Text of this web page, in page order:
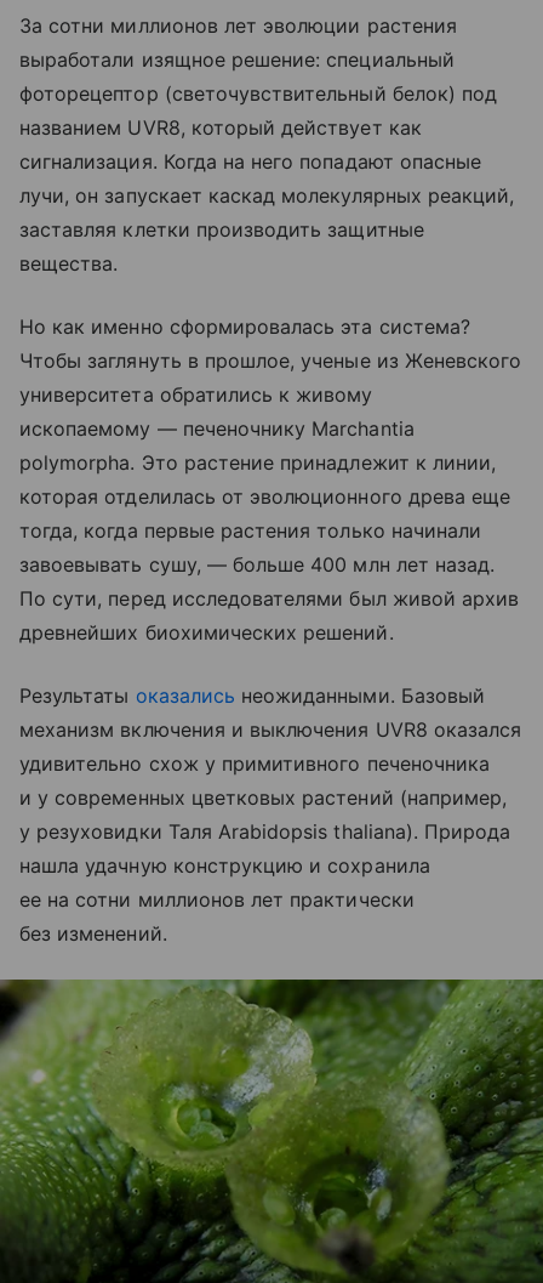
За сотни миллионов лет эволюции растения
выработали изящное решение: специальный
фоторецептор (светочувствительный белок) под
названием UVR8, который действует как
сигнализация. Когда на него попадают опасные
лучи, он запускает каскад молекулярных реакций,
заставляя клетки производить защитные
вещества.
Но как именно сформировалась эта система?
Чтобы заглянуть в прошлое, ученые из Женевского
университета обратились к живому
ископаемому — печеночнику Marchantia
polymorpha. Это растение принадлежит к линии,
которая отделилась от эволюционного древа еще
тогда, когда первые растения только начинали
завоевывать сушу, — больше 400 млн лет назад.
По сути, перед исследователями был живой архив
древнейших биохимических решений.
Результаты оказались неожиданными. Базовый
механизм включения и выключения UVR8 оказался
удивительно схож у примитивного печеночника
и у современных цветковых растений (например,
у резуховидки Таля Arabidopsis thaliana). Природа
нашла удачную конструкцию и сохранила
ее на сотни миллионов лет практически
без изменений.